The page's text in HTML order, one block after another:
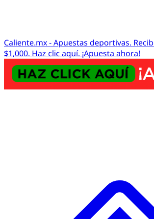
Caliente.mx - Apuestas deportivas.
$1,000. Haz clic aquí. ¡Apuesta ahora!